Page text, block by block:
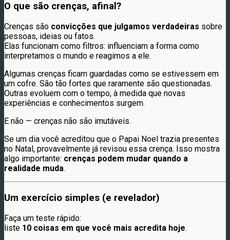
O que são crenças, afinal?
Crenças são convicções que julgamos verdadeiras sobre
pessoas, ideias ou fatos.
Elas funcionam como filtros: influenciam a forma como
interpretamos o mundo e reagimos a ele.
Algumas crenças ficam guardadas como se estivessem em
um cofre. São tão fortes que raramente são questionadas.
Outras evoluem com o tempo, à medida que novas
experiências e conhecimentos surgem.
E não — crenças não são imutáveis.
Se um dia você acreditou que o Papai Noel trazia presentes
no Natal, provavelmente já revisou essa crença. Isso mostra
algo importante: crenças podem mudar quando a
realidade muda.
Um exercício simples (e revelador)
Faça um teste rápido:
liste 10 coisas em que você mais acredita hoje.